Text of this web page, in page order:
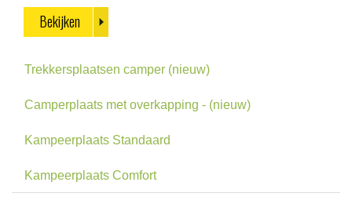
Bekijken
Trekkersplaatsen camper (nieuw)
Camperplaats met overkapping - (nieuw)
Kampeerplaats Standaard
Kampeerplaats Comfort